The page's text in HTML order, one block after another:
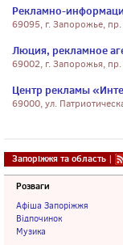
Рекламно-
69095, г. Запорожье,
Люция, рекламное
69002, г. Запорожья,
Центр рекламы
69000, ул.
Запоріжжя та область |
Розваги
Афіша Запоріжжя
Відпочинок
Музика